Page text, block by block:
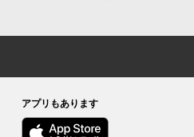
アプリもあります